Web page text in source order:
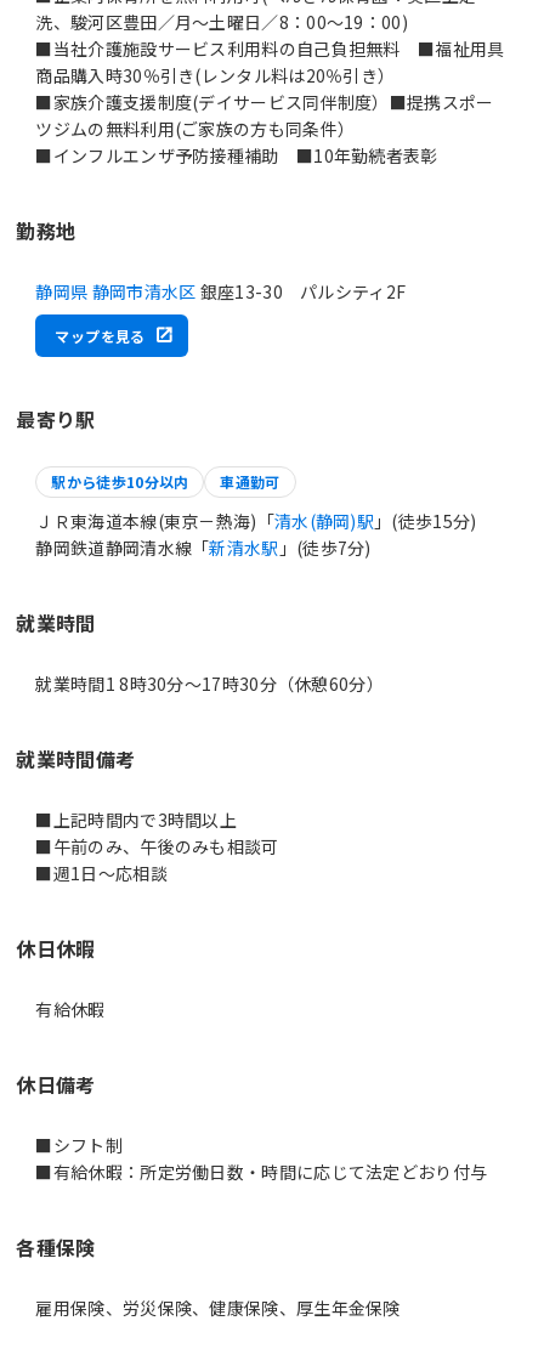
洗、駿河区豊田／月～土曜日／8：00～19：00)
■当社介護施設サービス利用料の自己負担無料 ■福祉用具
商品購入時30％引き(レンタル料は20％引き）
■家族介護支援制度(デイサービス同伴制度）■提携スポー
ツジムの無料利用(ご家族の方も同条件）
■インフルエンザ予防接種補助 ■10年勤続者表彰
勤務地
静岡県 静岡市清水区 銀座13-30 パルシティ2F
マップを見る
最寄り駅
駅から徒歩10分以内 車通勤可
ＪＲ東海道本線(東京－熱海)「清水(静岡)駅 」(徒歩15分)
静岡鉄道静岡清水線「新清水駅 」(徒歩7分)
就業時間
就業時間1 8時30分〜17時30分（休憩60分）
就業時間備考
■上記時間内で3時間以上
■午前のみ、午後のみも相談可
休日休暇
有給休暇
休日備考
■シフト制
■有給休暇：所定労働日数・時間に応じて法定どおり付与
各種保険
雇用保険、労災保険、健康保険、厚生年金保険